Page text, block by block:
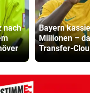
nach
Bayern
Millionen –
Transfer-Clou